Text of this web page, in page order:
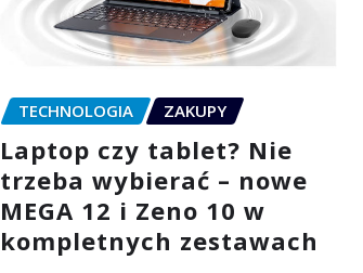
TECHNOLOGIA ZAKUPY
Laptop czy tablet? Nie
trzeba wybierać – nowe
MEGA 12 i Zeno 10 w
kompletnych zestawach